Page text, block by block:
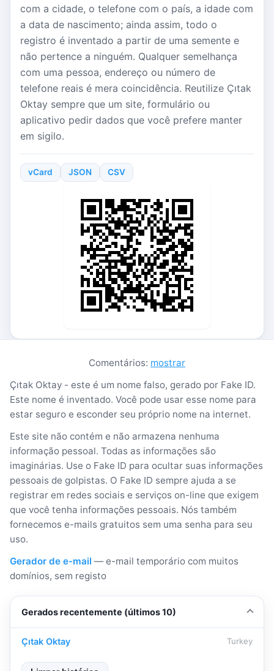
com a cidade, o telefone com o país, a idade com
a data de nascimento; ainda assim, todo o
registro é inventado a partir de uma semente e
não pertence a ninguém. Qualquer semelhança
com uma pessoa, endereço ou número de
telefone reais é mera coincidência. Reutilize Çıtak
Oktay sempre que um site, formulário ou
aplicativo pedir dados que você prefere manter
em sigilo.
vCard JSON CSV
Comentários: mostrar
Çıtak Oktay - este é um nome falso, gerado por Fake ID.
Este nome é inventado. Você pode usar esse nome para
estar seguro e esconder seu próprio nome na internet.
Este site não contém e não armazena nenhuma
informação pessoal. Todas as informações são
imaginárias. Use o Fake ID para ocultar suas informações
pessoais de golpistas. O Fake ID sempre ajuda a se
registrar em redes sociais e serviços on-line que exigem
que você tenha informações pessoais. Nós também
fornecemos e-mails gratuitos sem uma senha para seu
uso.
Gerador de e-mail — e-mail temporário com muitos
domínios, sem registo
Gerados recentemente (últimos 10)
Çıtak Oktay Turkey